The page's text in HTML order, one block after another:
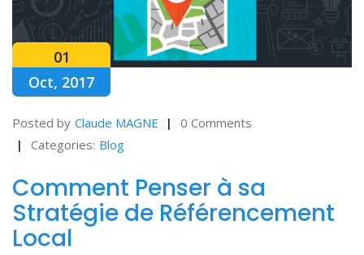
01
Oct, 2017
Posted by Claude MAGNE
0 Comments
Categories: Blog
Comment Penser à sa
Stratégie de Référencement
Local